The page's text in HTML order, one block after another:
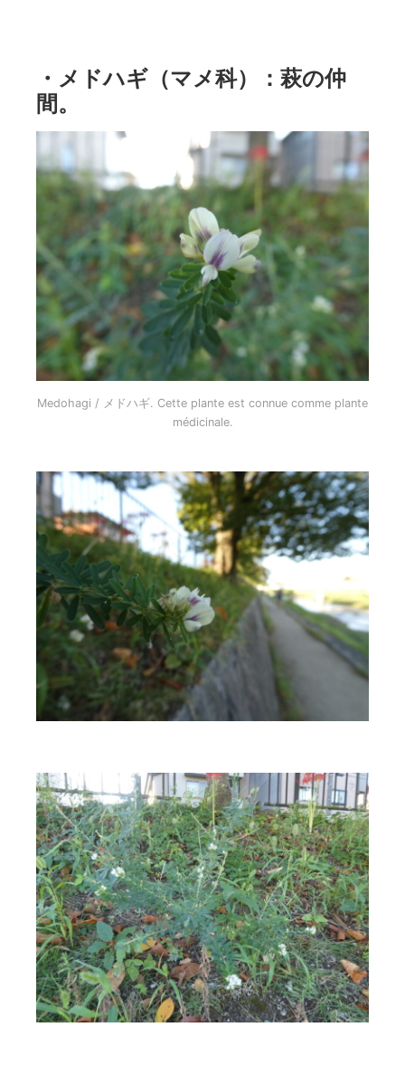
・メドハギ（マメ科）：萩の仲
間。
Medohagi / メドハギ. Cette plante est connue comme plante
médicinale.